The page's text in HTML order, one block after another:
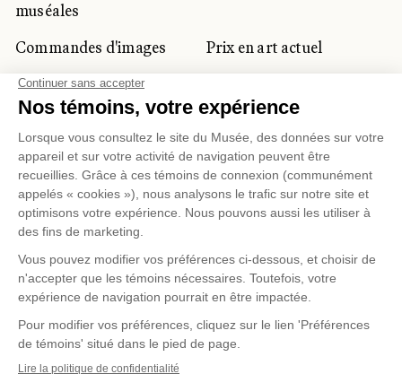
muséales
Commandes d'images
Prix en art actuel
Prix Lynne-Cohen
CLIENTÈLE CORPORATIVE
ET PRIVÉE
Location d'espaces
Activités corporatives
professionnels du
tourisme
Gestion des témoinsPolitique de confidentialité
Politique d'achat en ligne